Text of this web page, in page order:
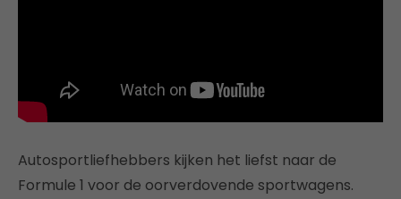
Autosportliefhebbers kijken het liefst naar de
Formule 1 voor de oorverdovende sportwagens.